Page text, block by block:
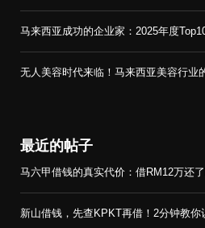
马来西亚成功的企业家：2025年度
无人美容时代来临！马来西亚美容行业
最近的帖子
马六甲借钱的真实代价：借RM12万还
新山借钱，先查KPKT再借！2分钟教你